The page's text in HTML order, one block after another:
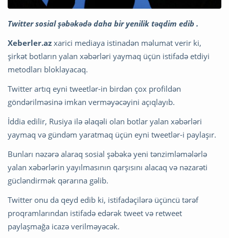
Twitter sosial şəbəkədə daha bir yenilik təqdim edib .
Xeberler.az xarici mediaya istinadən məlumat verir ki,
şirkət botların yalan xəbərləri yaymaq üçün istifadə etdiyi
metodları bloklayacaq.
Twitter artıq eyni tweetlər-in birdən çox profildən
göndərilməsinə imkan verməyəcəyini açıqlayıb.
İddia edilir, Rusiya ilə əlaqəli olan botlar yalan xəbərləri
yaymaq və gündəm yaratmaq üçün eyni tweetlər-i paylaşır.
Bunları nəzərə alaraq sosial şəbəkə yeni tənzimləmələrlə
yalan xəbərlərin yayılmasının qarşısını alacaq və nəzarəti
gücləndirmək qərarına gəlib.
Twitter onu da qeyd edib ki, istifadəçilərə üçüncü tərəf
proqramlarından istifadə edərək tweet və retweet
paylaşmağa icazə verilməyəcək.